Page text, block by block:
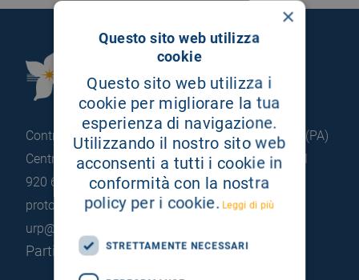
Fondazione Istituto
G.Giglio di Cefalù
Contrada Pietrapollastra - Pisciotto 90015 Cefalù (PA)
Centralino: +39 0921 920 111 Portineria: +39 0921
920 663
protocollo@pec.hsrgiglio.it info@hsrgiglio.it
urp@hsrgiglio.it
Partita IVA: 05205490823
×
Questo sito web utilizza
cookie
Questo sito web utilizza i
cookie per migliorare la tua
esperienza di navigazione.
Utilizzando il nostro sito web
acconsenti a tutti i cookie in
conformità con la nostra
policy per i cookie. Leggi di più
STRETTAMENTE NECESSARI